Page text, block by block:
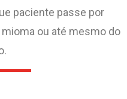
paciente passe por
ou até mesmo do